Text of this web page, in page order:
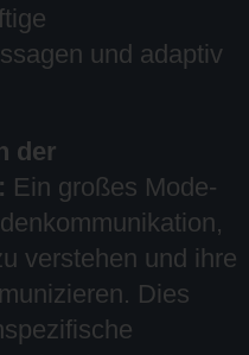
und adaptiv
der
Ein großes Mode-
verstehen und ihre
Dies